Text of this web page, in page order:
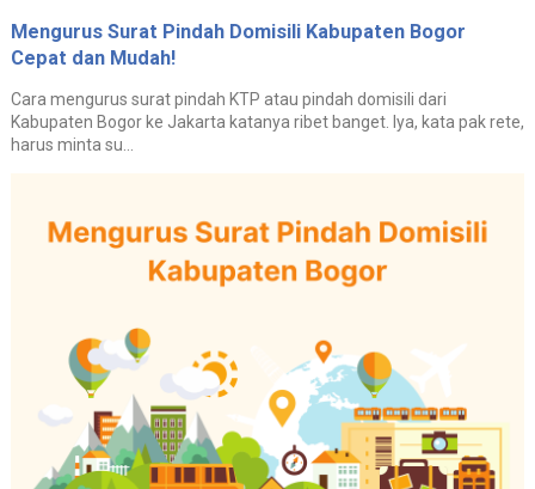
Mengurus Surat Pindah Domisili Kabupaten Bogor
Cepat dan Mudah!
Cara mengurus surat pindah KTP atau pindah domisili dari
Kabupaten Bogor ke Jakarta katanya ribet banget. Iya, kata pak rete,
harus minta su...